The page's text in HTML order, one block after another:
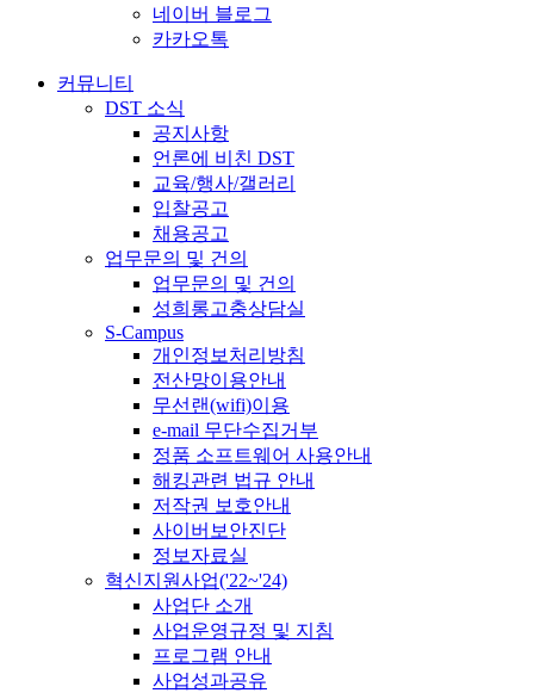
네이버 블로그
카카오톡
커뮤니티
DST 소식
공지사항
언론에 비친 DST
교육/행사/갤러리
입찰공고
채용공고
업무문의 및 건의
업무문의 및 건의
성희롱고충상담실
S-Campus
개인정보처리방침
전산망이용안내
무선랜(wifi)이용
e-mail 무단수집거부
정품 소프트웨어 사용안내
해킹관련 법규 안내
저작권 보호안내
사이버보안진단
정보자료실
혁신지원사업('22~'24)
사업단 소개
사업운영규정 및 지침
프로그램 안내
사업성과공유